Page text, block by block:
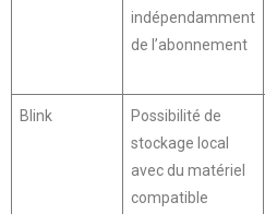
indépendamment
de l’abonnement
Blink
Possibilité de
stockage local
avec du matériel
compatible